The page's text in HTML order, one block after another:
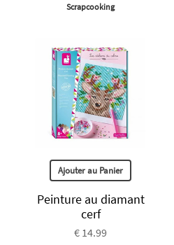
Scrapcooking
Ajouter au Panier
Peinture au diamant
cerf
€ 14.99